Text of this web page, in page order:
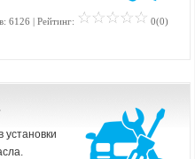
6126 | Рейтинг:
0(0)
установки